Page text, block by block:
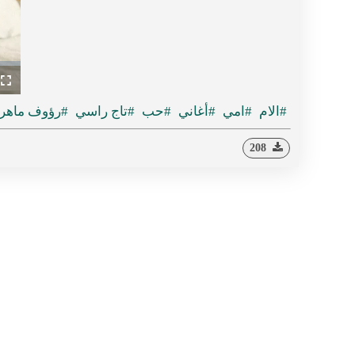
#الام #امي #أغاني #حب #تاج راسي #رؤوف ماهر